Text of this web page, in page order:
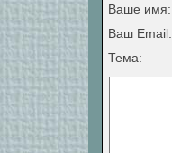
Ваше имя:
Ваш Email:
Тема: